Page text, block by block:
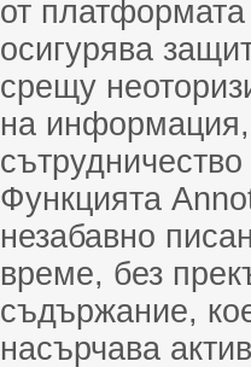
от
осигурява
срещу
на информация,
Функцията
незабавно
време, без
съдържание,
насърчава